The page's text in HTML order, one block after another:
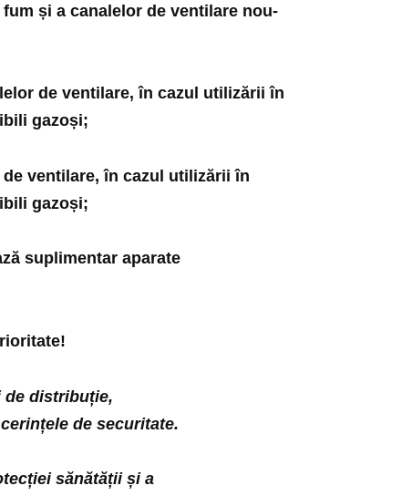
și a canalelor de ventilare nou-
de ventilare, în cazul utilizării în
gazoși;
ventilare, în cazul utilizării în
gazoși;
suplimentar aparate
de distribuție,
de securitate.
sănătății și a